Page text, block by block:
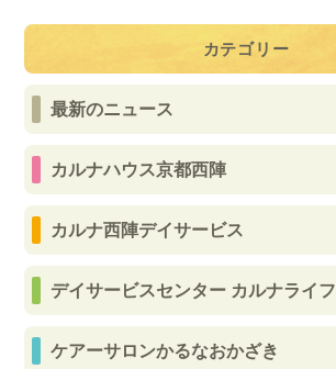
カテゴリー
最新のニュース
カルナハウス京都西陣
カルナ西陣デイサービス
デイサービスセンター カルナライフ
ケアーサロンかるなおかざき